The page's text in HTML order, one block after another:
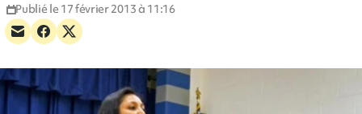
Publié le 17 février 2013 à 11:16